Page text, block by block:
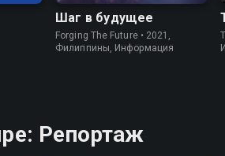
Шаг в будущее
Forging The Future • 2021,
Филиппины, Информация
Репортаж